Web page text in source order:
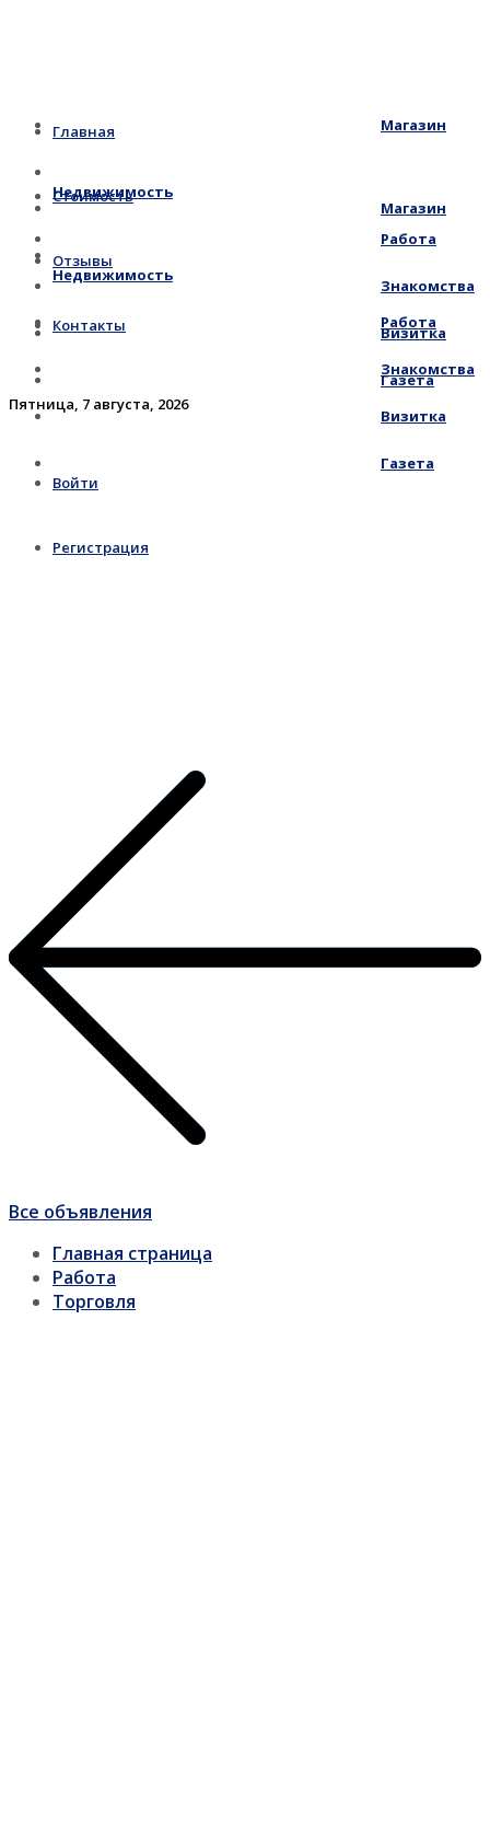
Главная
Стоимость
Отзывы
Контакты
Пятница, 7 августа, 2026
Войти
Регистрация
Магазин
Недвижимость
Работа
Знакомства
Визитка
Газета
Магазин
Недвижимость
Работа
Знакомства
Визитка
Газета
Все объявления
Главная страница
Работа
Торговля